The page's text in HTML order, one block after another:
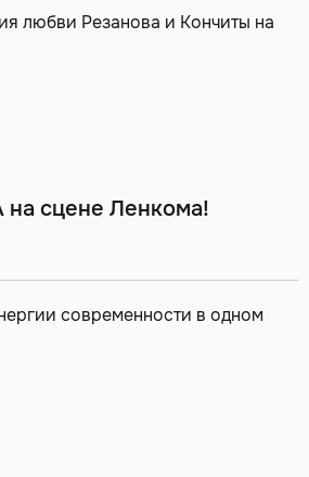
любви Резанова и Кончиты на
сцене Ленкома!
современности в одном